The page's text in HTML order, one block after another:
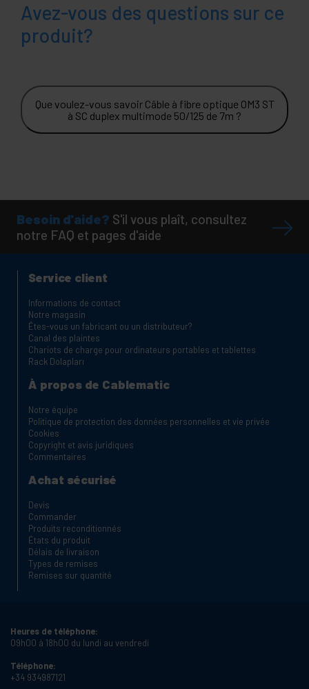
Avez-vous des questions sur ce
produit?
Que voulez-vous savoir Câble à fibre optique OM3 ST
à SC duplex multimode 50/125 de 7m ?
Besoin d'aide? S'il vous plaît, consultez
notre FAQ et pages d'aide
Service client
Informations de contact
Notre magasin
Êtes-vous un fabricant ou un distributeur?
Canal des plaintes
Chariots de charge pour ordinateurs portables et tablettes
Rack Dolapları
À propos de Cablematic
Notre équipe
Politique de protection des données personnelles et vie privée
Cookies
Copyright et avis juridiques
Commentaires
Achat sécurisé
Devis
Commander
Produits reconditionnés
États du produit
Délais de livraison
Types de remises
Remises sur quantité
Heures de téléphone:
09h00 à 18h00 du lundi au vendredi
Téléphone:
+34 934987121